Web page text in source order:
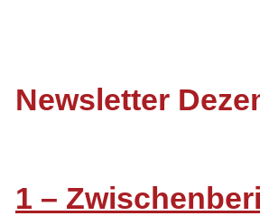
Newsletter
1 –